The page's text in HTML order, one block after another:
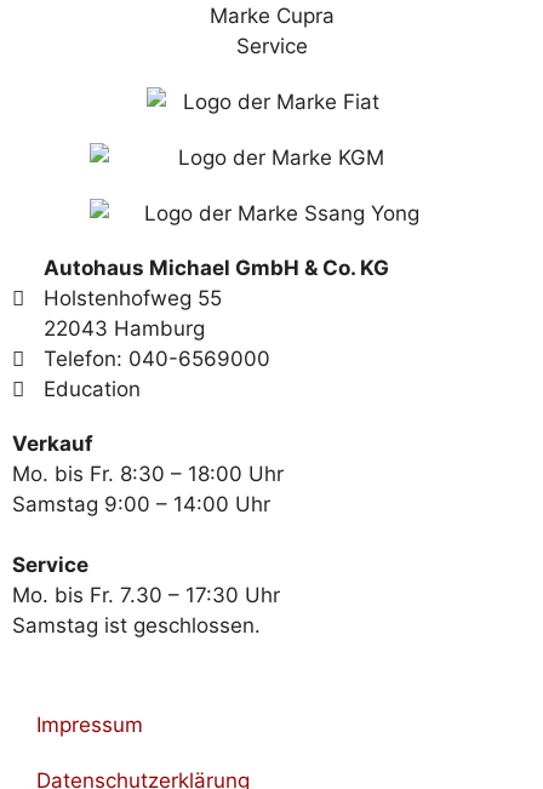
Autohaus Michael GmbH & Co. KG
Holstenhofweg 55
22043 Hamburg
Telefon: 040-6569000
Education
Verkauf
Mo. bis Fr. 8:30 – 18:00 Uhr
Samstag 9:00 – 14:00 Uhr
Service
Mo. bis Fr. 7.30 – 17:30 Uhr
Samstag ist geschlossen.
Impressum
Datenschutzerklärung